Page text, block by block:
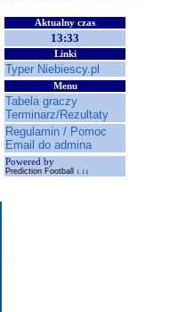
Aktualny czas
13:33
Linki
Typer Niebiescy.pl
Menu
Tabela graczy
Terminarz/Rezultaty
Regulamin / Pomoc
Email do admina
Powered by
Prediction Football 1.11